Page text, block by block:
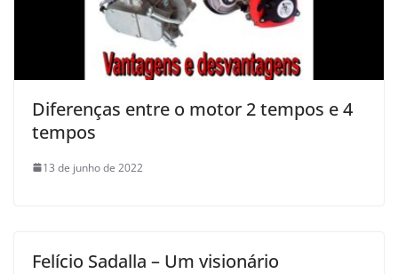
Diferenças entre o motor 2 tempos e 4
tempos
13 de junho de 2022
Felício Sadalla – Um visionário